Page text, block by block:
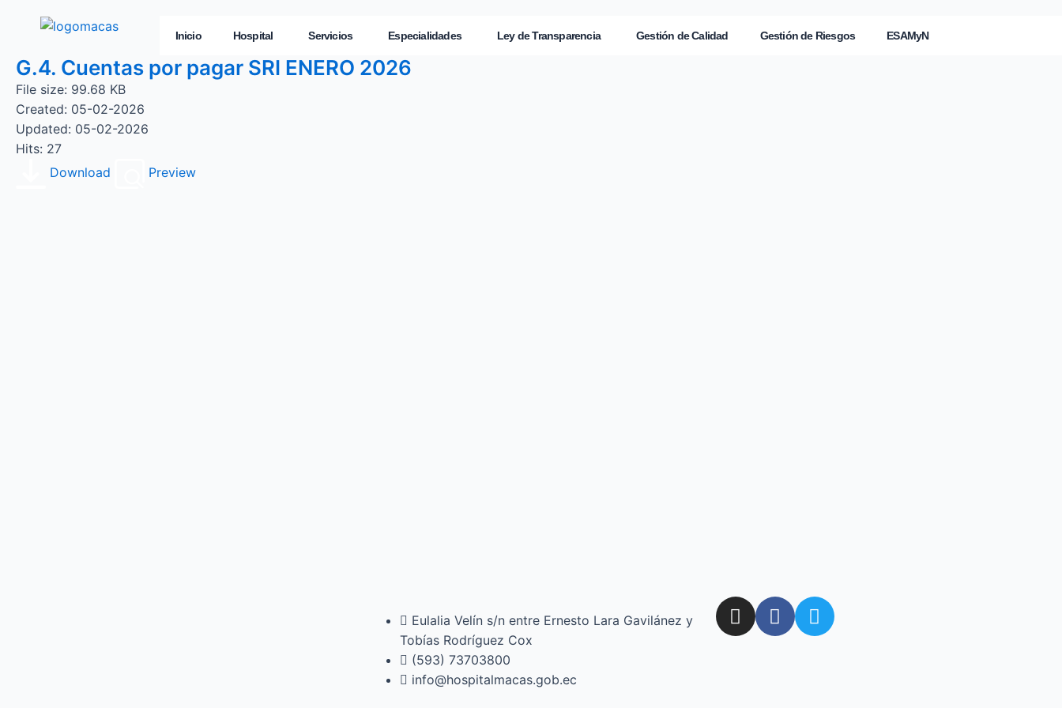
Inicio Hospital Servicios Especialidades Ley de Transparencia Gestión de Calidad Gestión de Riesgos ESAMyN
G.4. Cuentas por pagar SRI ENERO 2026
File size: 99.68 KB
Created: 05-02-2026
Updated: 05-02-2026
Hits: 27
Download
Preview
Eulalia Velín s/n entre Ernesto Lara Gavilánez y
Tobías Rodríguez Cox
(593) 73703800​
info@hospitalmacas.gob.ec